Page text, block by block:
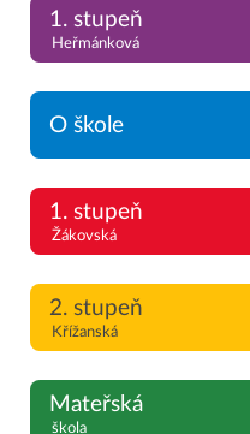
1. stupeň
Heřmánková
O škole
1. stupeň
Žákovská
2. stupeň
Křížanská
Mateřská
škola